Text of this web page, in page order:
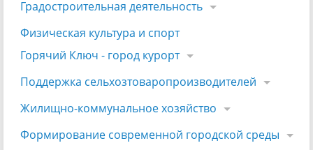
Градостроительная деятельность
Физическая культура и спорт
Горячий Ключ - город курорт
Поддержка сельхозтоваропроизводителей
Жилищно-коммунальное хозяйство
Формирование современной городской среды